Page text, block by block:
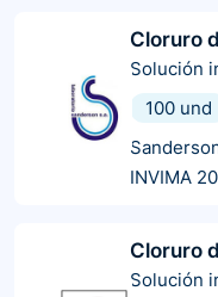
Cloruro
Solución
100 und
INVIMA
Cloruro
Solución